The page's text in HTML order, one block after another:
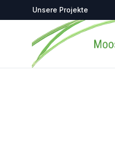
Zentralstellen-Projekte
Startseite